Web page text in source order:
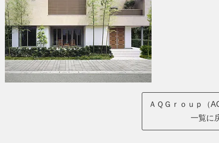
ＡＱＧｒｏｕｐ（
一覧に